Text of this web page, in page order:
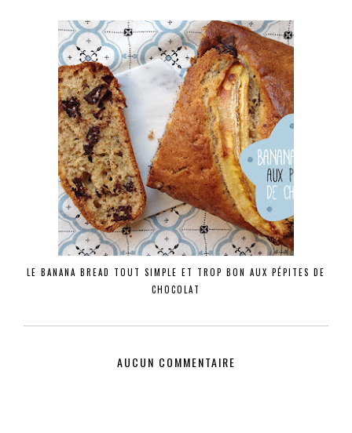
LE BANANA BREAD TOUT SIMPLE ET TROP BON AUX PÉPITES DE
CHOCOLAT
AUCUN COMMENTAIRE